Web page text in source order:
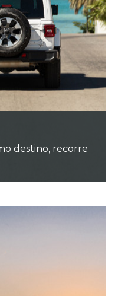
destino, recorre